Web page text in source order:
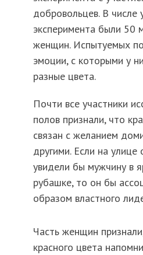
добровольцев. В числе
эксперимента были 50
женщин. Испытуемых
эмоции, с которыми у
разные цвета.
Почти все участники
полов признали, что
связан с желанием
другими. Если на улице
увидели бы мужчину в
рубашке, то он бы
образом властного
Часть женщин
красного цвета